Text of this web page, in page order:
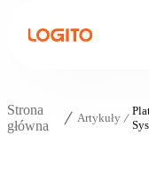
Strona
główna
Artykuły